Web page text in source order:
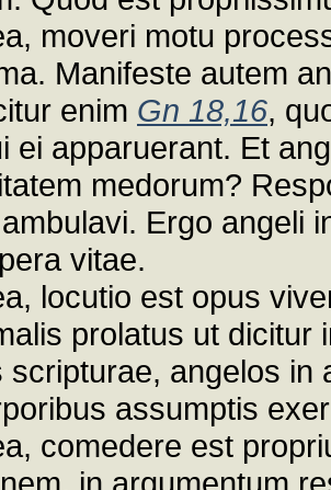
moveri motu
Manifeste autem
enim Gn 18,16,
ei apparuerant. Et
medorum?
Ergo angeli
vitae.
locutio est opus
prolatus ut dicitur
scripturae, angelos
assumptis
comedere est
in argumentum